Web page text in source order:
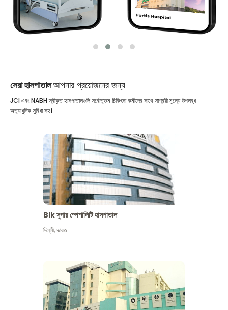
সেরা হাসপাতালআপনার প্রয়োজনের জন্য
JCI এবং NABH স্বীকৃত হাসপাতালগুলি সর্বোত্তম চিকিৎসা কর্মীদের সাথে সাশ্রয়ী মূল্যে উপলব্ধ
অত্যাধুনিক সুবিধা সহ।
Blk সুপার স্পেশালিটি হাসপাতাল
দিল্লী,ভারত